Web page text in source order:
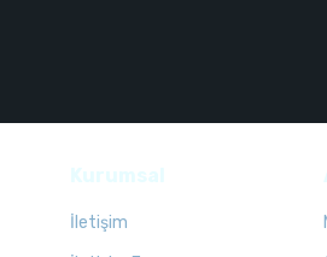
İletişim